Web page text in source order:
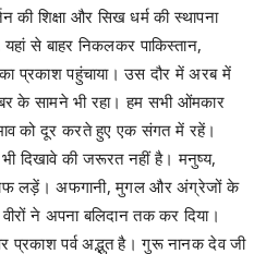
की शिक्षा और सिख धर्म की स्थापना
यहां से बाहर निकलकर पाकिस्तान,
प्रकाश पहुंचाया। उस दौर में अरब में
के सामने भी रहा। हम सभी ओंमकार
को दूर करते हुए एक संगत में रहें।
दिखावे की जरूरत नहीं है। मनुष्य,
लड़ें। अफगानी, मुगल और अंग्रेजों के
ने अपना बलिदान तक कर दिया।
पर प्रकाश पर्व अद्भुत है। गुरू नानक देव जी